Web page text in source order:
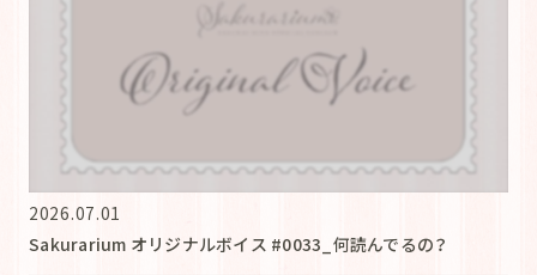
2026.07.01
Sakurarium オリジナルボイス #0033_何読んでるの？